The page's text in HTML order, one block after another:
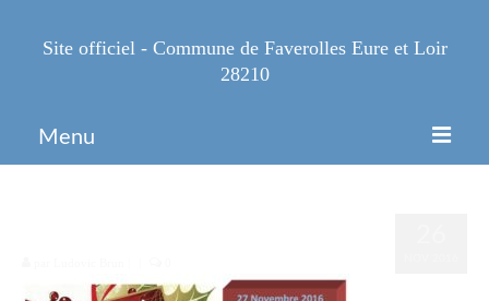
Site officiel - Commune de Faverolles Eure et Loir
28210
Menu
Infos Pratiques